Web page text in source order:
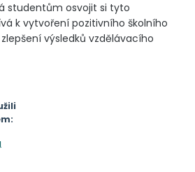
studentům osvojit si tyto
k vytvoření pozitivního školního
výsledků vzdělávacího